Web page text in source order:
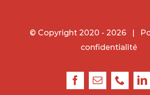
© Copyright 2020 - 2026 |
confidentialité
Facebook
Email Phone